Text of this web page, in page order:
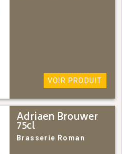
VOIR PRODUIT
Adriaen Brouwer
75cl
Brasserie Roman